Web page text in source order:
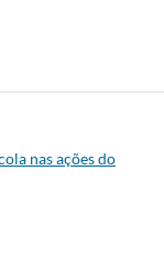
nas ações do